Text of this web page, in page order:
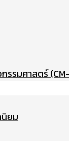
รรมศาสตร์
ยม